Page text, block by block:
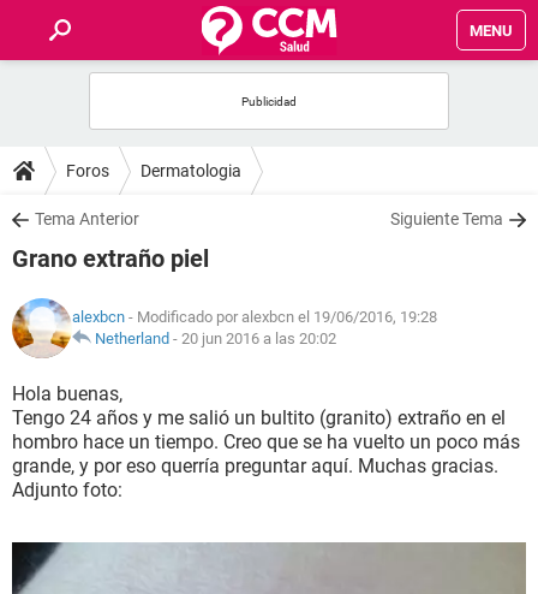
MENU
FOROS
SALUD
NUTRICIÓN
BIENESTAR
SEXUALIDAD
Foros Dermatologia
Tema Anterior Siguiente Tema
Grano extraño piel
alexbcn - Modificado por alexbcn el 19/06/2016, 19:28
Netherland - 20 jun 2016 a las 20:02
Hola buenas,
Tengo 24 años y me salió un bultito (granito) extraño en el
hombro hace un tiempo. Creo que se ha vuelto un poco más
grande, y por eso querría preguntar aquí. Muchas gracias.
Adjunto foto: